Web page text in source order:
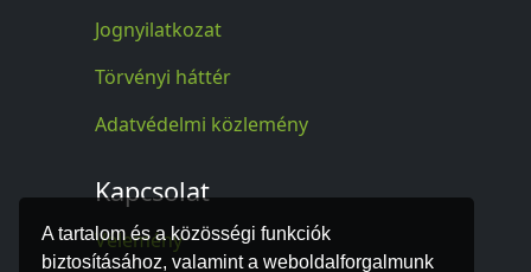
A tartalom és a közösségi funkciók
biztosításához, valamint a weboldalforgalmunk
Jognyilatkozat
Törvényi háttér
Adatvédelmi közlemény
Kapcsolat
Vélemény